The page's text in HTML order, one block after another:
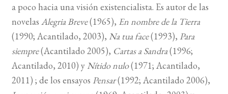
a poco hacia una visión existencialista. Es autor de las
novelas Alegria Breve(1965), En nombre de la Tierra
(1990; Acantilado, 2003), Na tua face(1993), Para
siempre(Acantilado 2005), Cartas a Sandra(1996;
Acantilado, 2010) y Nítido nulo(1971; Acantilado,
2011) ; de los ensayos Pensar(1992; Acantilado 2006),